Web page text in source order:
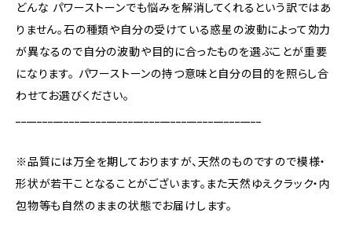
どんな パワーストーンでも悩みを解消してくれるという訳ではあ
りません。石の種類や自分の受けている惑星の波動によって効力
が異なるので自分の波動や目的に合ったものを選ぶことが重要
になります。 パワーストーンの持つ意味と自分の目的を照らし合
わせてお選びください。
※品質には万全を期しておりますが、天然のものですので模様・
形状が若干ことなることがございます。また天然ゆえクラック・内
包物等も自然のままの状態でお届けします。